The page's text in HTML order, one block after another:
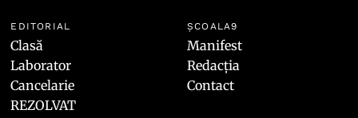
EDITORIAL
Clasă
Laborator
Cancelarie
REZOLVAT
ȘCOALA9
Manifest
Redacția
Contact